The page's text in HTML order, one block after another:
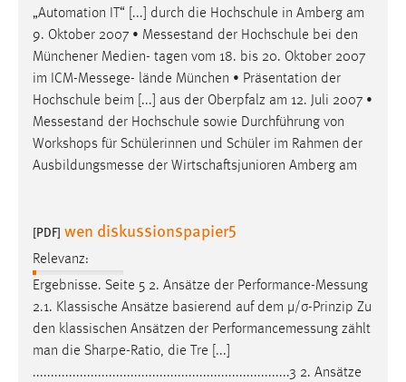
„Automation IT“ [...] durch die Hochschule in Amberg am
9. Oktober 2007 • Messestand der Hochschule bei den
Münchener Medien- tagen vom 18. bis 20. Oktober 2007
im
ICM-Messege- lände München • Präsentation der
Hochschule beim [...] aus der Oberpfalz am 12. Juli 2007 •
Messestand der Hochschule sowie Durchführung von
Workshops für Schülerinnen und Schüler im Rahmen der
Ausbildungsmesse der Wirtschaftsjunioren Amberg am
[PDF] wen diskussionspapier5
Relevanz:
Ergebnisse. Seite 5 2. Ansätze der Performance-Messung
2.1. Klassische Ansätze basierend auf dem µ/σ-Prinzip Zu
den klassischen Ansätzen der Performancemessung zählt
man die Sharpe-Ratio, die Tre [...]
.......................................................................3 2. Ansätze